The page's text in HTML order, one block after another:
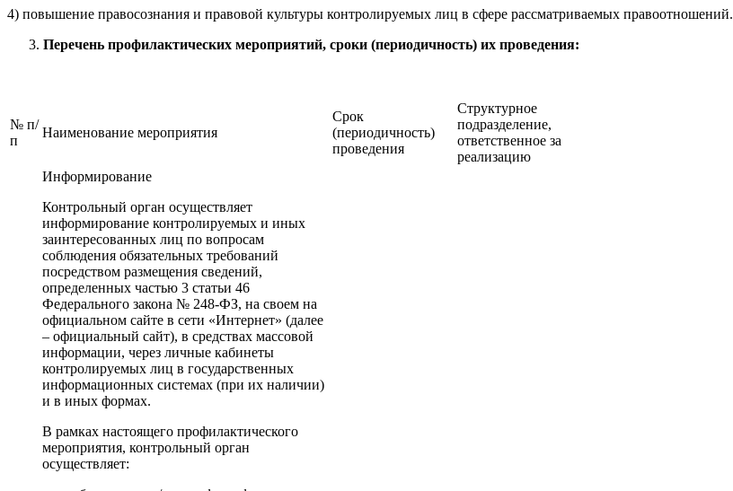
4) повышение правосознания и правовой культуры контролируемых лиц в сфере рассматриваемых правоотношений.
Перечень профилактических мероприятий, сроки (периодичность) их проведения:
№ п/
п
Наименование мероприятия
Срок
(периодичность)
проведения
Структурное
подразделение,
ответственное за
реализацию
Информирование
Контрольный орган осуществляет
информирование контролируемых и иных
заинтересованных лиц по вопросам
соблюдения обязательных требований
посредством размещения сведений,
определенных частью 3 статьи 46
Федерального закона № 248-ФЗ, на своем на
официальном сайте в сети «Интернет» (далее
– официальный сайт), в средствах массовой
информации, через личные кабинеты
контролируемых лиц в государственных
информационных системах (при их наличии)
и в иных формах.
В рамках настоящего профилактического
мероприятия, контрольный орган
осуществляет: